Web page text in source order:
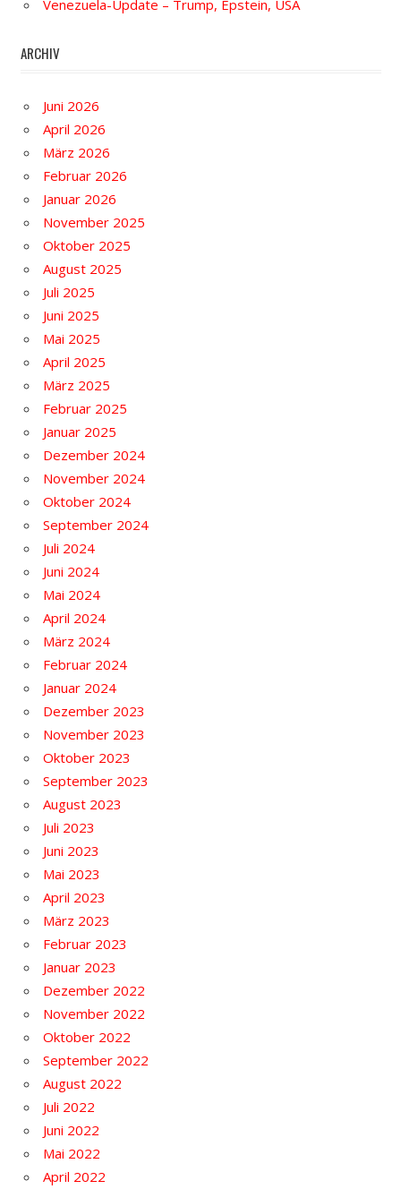
Venezuela-Update – Trump, Epstein, USA
ARCHIV
Juni 2026
April 2026
März 2026
Februar 2026
Januar 2026
November 2025
Oktober 2025
August 2025
Juli 2025
Juni 2025
Mai 2025
April 2025
März 2025
Februar 2025
Januar 2025
Dezember 2024
November 2024
Oktober 2024
September 2024
Juli 2024
Juni 2024
Mai 2024
April 2024
März 2024
Februar 2024
Januar 2024
Dezember 2023
November 2023
Oktober 2023
September 2023
August 2023
Juli 2023
Juni 2023
Mai 2023
April 2023
März 2023
Februar 2023
Januar 2023
Dezember 2022
November 2022
Oktober 2022
September 2022
August 2022
Juli 2022
Juni 2022
Mai 2022
April 2022